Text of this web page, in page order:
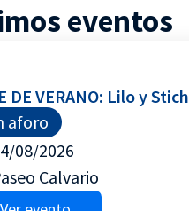
eventos
DE VERANO: Lilo y Stich
aforo
08/2026
Calvario